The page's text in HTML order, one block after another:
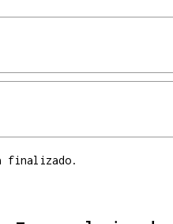
finalizado.